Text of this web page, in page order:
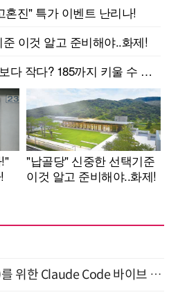
"모든 담당자(비개발자)를 위한 Claude Code 바이브 코딩 2-day 부트캠프" 9월 16~17일 개최